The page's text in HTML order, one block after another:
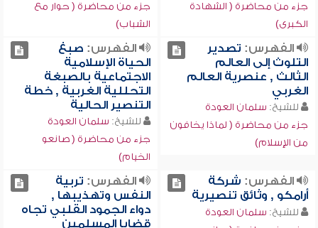
جزء من محاضرة ( الشهادة
الكبرى)
جزء من محاضرة ( حوار مع
الشباب)
الفهرس: تصدير
التلوث إلى العالم
الثالث , عنصرية العالم
الغربي
للشيخ: سلمان العودة
جزء من محاضرة ( لماذا يخافون
من الإسلام)
الفهرس: صبغ
الحياة الإسلامية
الاجتماعية بالصبغة
التحللية الغربية , خطة
التنصير الحالية
للشيخ: سلمان العودة
جزء من محاضرة ( صانعو
الخيام)
الفهرس: شركة
أرامكو , وثائق تنصيرية
للشيخ: سلمان العودة
الفهرس: تربية
النفس وتهذيبها ,
دواء الجمود القلبي تجاه
قضايا المسلمين